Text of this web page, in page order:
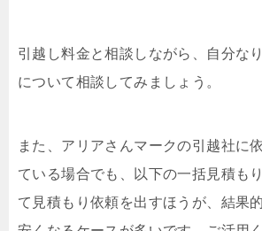
引越し料金と相談しながら、自分な
について相談してみましょう。
また、アリアさんマークの引越社に
ている場合でも、以下の一括見積も
て見積もり依頼を出すほうが、結果